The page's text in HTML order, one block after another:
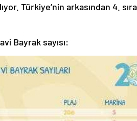
Türkiye’nin arkasından 4.
Bayrak sayısı: